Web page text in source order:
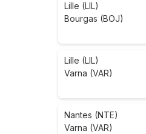
Lille (LIL)
Bourgas (BOJ)
Lille (LIL)
Varna (VAR)
Nantes (NTE)
Varna (VAR)